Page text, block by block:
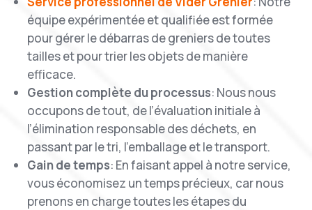
équipe expérimentée et qualifiée est formée
pour gérer le débarras de greniers de toutes
tailles et pour trier les objets de manière
efficace.
Gestion complète du processus: Nous nous
occupons de tout, de l’évaluation initiale à
l’élimination responsable des déchets, en
passant par le tri, l’emballage et le transport.
Gain de temps: En faisant appel à notre service,
vous économisez un temps précieux, car nous
prenons en charge toutes les étapes du